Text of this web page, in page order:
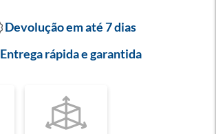
Devolução em até 7 dias
Entrega rápida e garantida